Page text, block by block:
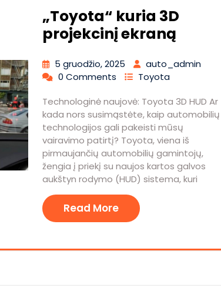
„Toyota“ kuria 3D
projekcinį ekraną
5 gruodžio, 2025
auto_admin
0 Comments
Toyota
Technologinė naujovė: Toyota 3D HUD Ar
kada nors susimąstėte, kaip automobilių
technologijos gali pakeisti mūsų
vairavimo patirtį? Toyota, viena iš
pirmaujančių automobilių gamintojų,
žengia į priekį su naujos kartos galvos
aukštyn rodymo (HUD) sistema, kuri
Read More